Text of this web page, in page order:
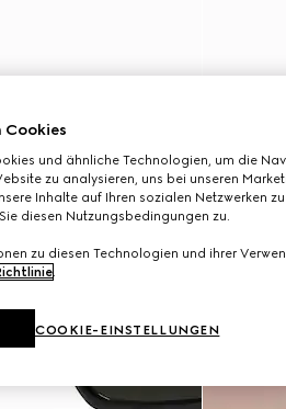
Cookies
und ähnliche Technologien, um die
zu analysieren, uns bei unseren
Inhalte auf Ihren sozialen Netzwerken
diesen Nutzungsbedingungen zu.
zu diesen Technologien und ihrer
.
COOKIE-EINSTELLUNGEN